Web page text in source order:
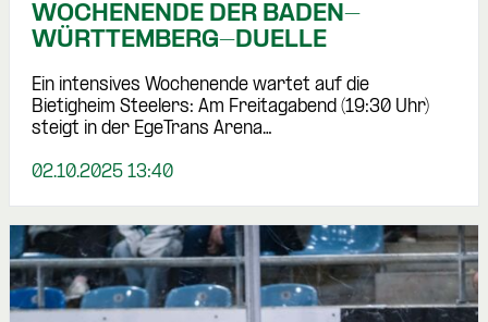
WOCHENENDE DER BADEN-
WÜRTTEMBERG-DUELLE
Ein intensives Wochenende wartet auf die
Bietigheim Steelers: Am Freitagabend (19:30 Uhr)
steigt in der EgeTrans Arena…
02.10.2025 13:40